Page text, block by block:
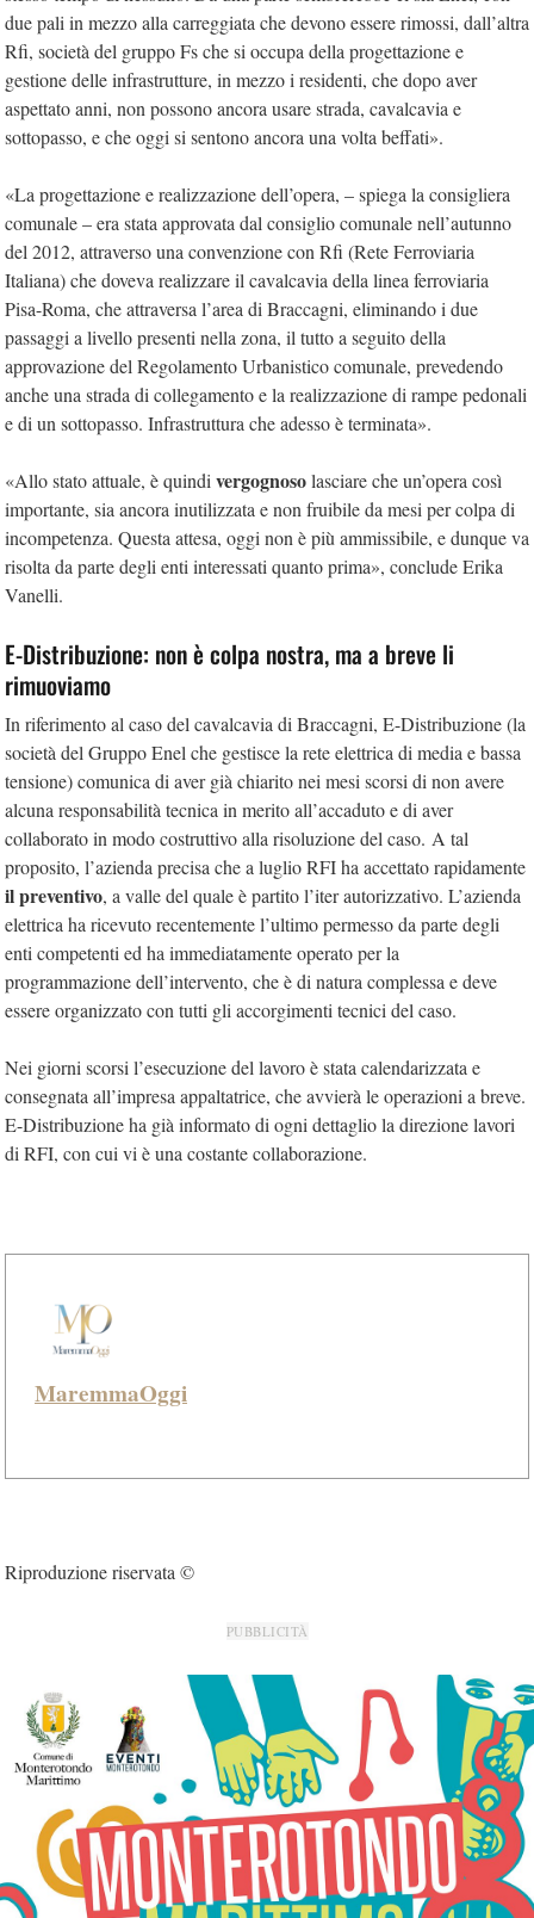
due pali in mezzo alla carreggiata che devono essere rimossi, dall’altra
Rfi, società del gruppo Fs che si occupa della progettazione e
gestione delle infrastrutture, in mezzo i residenti, che dopo aver
aspettato anni, non possono ancora usare strada, cavalcavia e
sottopasso, e che oggi si sentono ancora una volta beffati».
«La progettazione e realizzazione dell’opera, – spiega la consigliera
comunale – era stata approvata dal consiglio comunale nell’autunno
del 2012, attraverso una convenzione con Rfi (Rete Ferroviaria
Italiana) che doveva realizzare il cavalcavia della linea ferroviaria
Pisa-Roma, che attraversa l’area di Braccagni, eliminando i due
passaggi a livello presenti nella zona, il tutto a seguito della
approvazione del Regolamento Urbanistico comunale, prevedendo
anche una strada di collegamento e la realizzazione di rampe pedonali
e di un sottopasso. Infrastruttura che adesso è terminata».
«Allo stato attuale, è quindivergognosolasciare che un’opera così
importante, sia ancora inutilizzata e non fruibile da mesi per colpa di
incompetenza. Questa attesa, oggi non è più ammissibile, e dunque va
risolta da parte degli enti interessati quanto prima», conclude Erika
Vanelli.
E-Distribuzione: non è colpa nostra, ma a breve li
rimuoviamo
In riferimento al caso del cavalcavia di Braccagni, E-Distribuzione (la
società del Gruppo Enel che gestisce la rete elettrica di media e bassa
tensione) comunica di aver già chiarito nei mesi scorsi di non avere
alcuna responsabilità tecnica in merito all’accaduto e di aver
collaborato in modo costruttivo alla risoluzione del caso. A tal
proposito, l’azienda precisa che a luglio RFI ha accettato rapidamente
il preventivo, a valle del quale è partito l’iter autorizzativo. L’azienda
elettrica ha ricevuto recentemente l’ultimo permesso da parte degli
enti competenti ed ha immediatamente operato per la
programmazione dell’intervento, che è di natura complessa e deve
essere organizzato con tutti gli accorgimenti tecnici del caso.
Nei giorni scorsi l’esecuzione del lavoro è stata calendarizzata e
consegnata all’impresa appaltatrice, che avvierà le operazioni a breve.
E-Distribuzione ha già informato di ogni dettaglio la direzione lavori
di RFI, con cui vi è una costante collaborazione.
MaremmaOggi
Riproduzione riservata ©
PUBBLICITÀ